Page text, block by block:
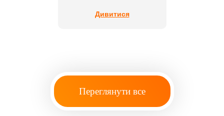
Дивитися
Переглянути все